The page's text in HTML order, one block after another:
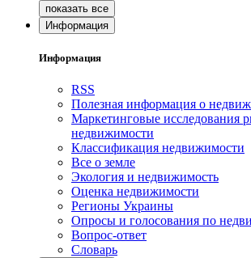
Информация
Информация
RSS
Полезная информация о
Маркетинговые исследования
недвижимости
Классификация недвижимости
Все о земле
Экология и недвижимость
Оценка недвижимости
Регионы Украины
Опросы и голосования по
Вопрос-ответ
Словарь